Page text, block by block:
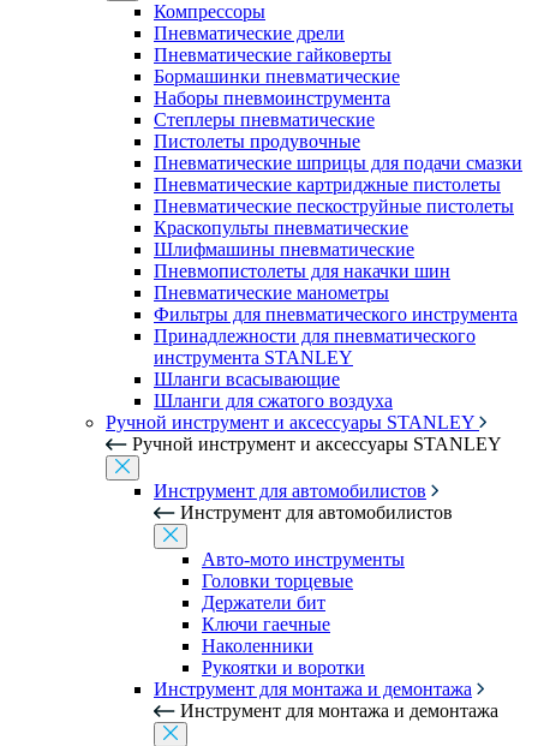
Компрессоры
Пневматические дрели
Пневматические гайковерты
Бормашинки пневматические
Наборы пневмоинструмента
Степлеры пневматические
Пистолеты продувочные
Пневматические шприцы для подачи смазки
Пневматические картриджные пистолеты
Пневматические пескоструйные пистолеты
Краскопульты пневматические
Шлифмашины пневматические
Пневмопистолеты для накачки шин
Пневматические манометры
Фильтры для пневматического инструмента
Принадлежности для пневматического
инструмента STANLEY
Шланги всасывающие
Шланги для сжатого воздуха
Ручной инструмент и аксессуары STANLEY
Ручной инструмент и аксессуары STANLEY
Инструмент для автомобилистов
Инструмент для автомобилистов
Авто-мото инструменты
Головки торцевые
Держатели бит
Ключи гаечные
Наколенники
Рукоятки и воротки
Инструмент для монтажа и демонтажа
Инструмент для монтажа и демонтажа